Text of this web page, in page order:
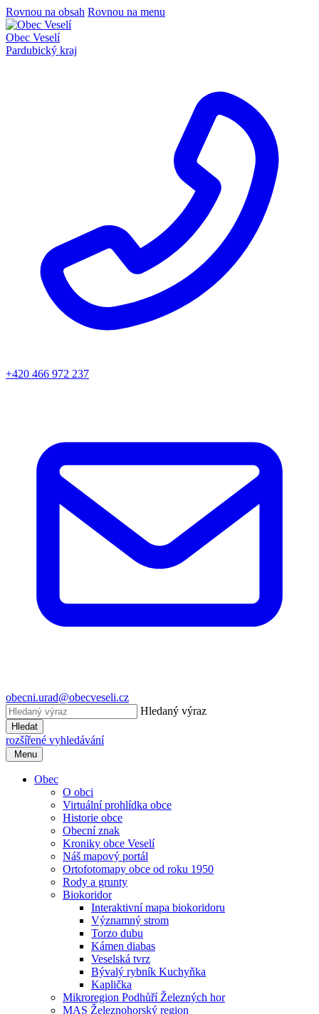
Rovnou na obsah Rovnou na menu
Obec Veselí
Pardubický kraj
+420 466 972 237
obecni.urad@obecveseli.cz
Hledaný výraz
Hledat
rozšířené vyhledávání
Menu
Obec
O obci
Virtuální prohlídka obce
Historie obce
Obecní znak
Kroniky obce Veselí
Náš mapový portál
Ortofotomapy obce od roku 1950
Rody a grunty
Biokoridor
Interaktivní mapa biokoridoru
Významný strom
Torzo dubu
Kámen diabas
Veselská tvrz
Bývalý rybník Kuchyňka
Kaplička
Mikroregion Podhůří Železných hor
MAS Železnohorský region